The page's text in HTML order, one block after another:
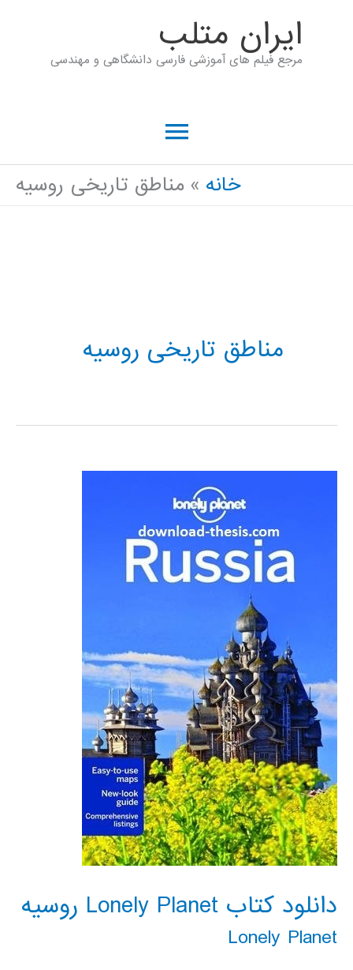
ايران متلب
مرجع فیلم های آموزشی فارسی دانشگاهی و مهندسی
فهرست
اصلی خانه مناطق تاریخی روسیه
مناطق تاریخی روسیه
دانلود کتاب Lonely Planet روسيه
Lonely Planet